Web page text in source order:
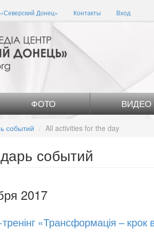
Донец» Контакты Вход
ФОТО ВИДЕО
событий All activities for the day
событий
2017
«Трансформація – крок